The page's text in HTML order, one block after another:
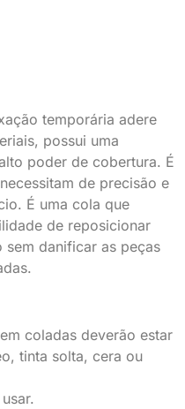
temporária adere
possui uma
poder de cobertura. É
de precisão e
É uma cola que
de reposicionar
danificar as peças
coladas deverão estar
tinta solta, cera ou